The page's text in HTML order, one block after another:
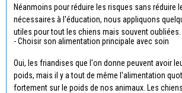
Néanmoins pour réduire les risques sans réduire
nécessaires à l'éducation, nous appliquons
utiles pour tout les chiens mais souvent oubliées.
- Choisir son alimentation principale avec soin
Oui, les friandises que l'on donne peuvent avoir
poids, mais il y a tout de même l'alimentation
fortement sur le poids de nos animaux. Les